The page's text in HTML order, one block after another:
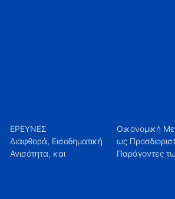
ΕΡΕΥΝΕΣ
Διαφθορά, Εισοδηματική
Ανισότητα, και
Οικονομική
ως Προσδιοριστικοί
Παράγοντες των
Εκπομπών